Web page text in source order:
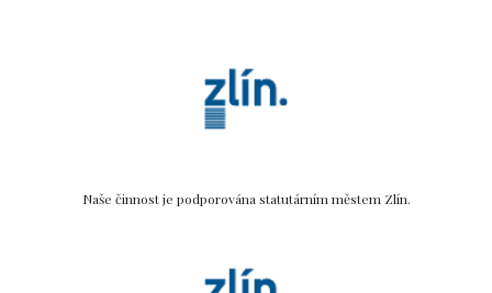
Naše činnost je podporována statutárním městem Zlín.